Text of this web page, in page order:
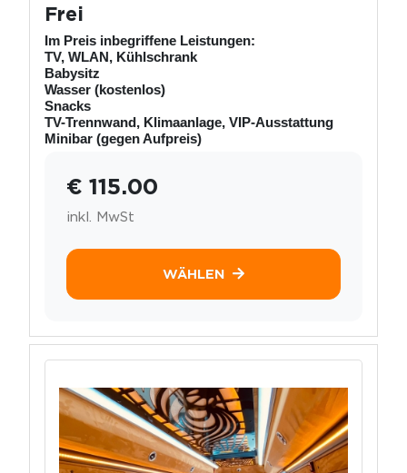
Frei
Im Preis inbegriffene Leistungen:
TV, WLAN, Kühlschrank
Babysitz
Wasser (kostenlos)
Snacks
TV-Trennwand, Klimaanlage, VIP-Ausstattung
Minibar (gegen Aufpreis)
€ 115.00
inkl. MwSt
WÄHLEN